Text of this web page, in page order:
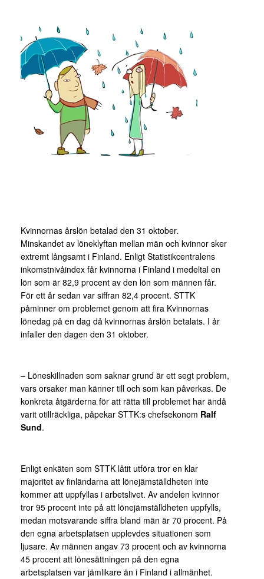
Kvinnornas årslön betalad den 31 oktober.
Minskandet av löneklyftan mellan män och kvinnor sker
extremt långsamt i Finland. Enligt Statistikcentralens
inkomstnivåindex får kvinnorna i Finland i medeltal en
lön som är 82,9 procent av den lön som männen får.
För ett år sedan var siffran 82,4 procent. STTK
påminner om problemet genom att fira Kvinnornas
lönedag på en dag då kvinnornas årslön betalats. I år
infaller den dagen den 31 oktober.
– Löneskillnaden som saknar grund är ett segt problem,
vars orsaker man känner till och som kan påverkas. De
konkreta åtgärderna för att rätta till problemet har ändå
varit otillräckliga, påpekar STTK:s chefsekonom Ralf
Sund.
Enligt enkäten som STTK låtit utföra tror en klar
majoritet av finländarna att lönejämställdheten inte
kommer att uppfyllas i arbetslivet. Av andelen kvinnor
tror 95 procent inte på att lönejämställdheten uppfylls,
medan motsvarande siffra bland män är 70 procent. På
den egna arbetsplatsen upplevdes situationen som
ljusare. Av männen angav 73 procent och av kvinnorna
45 procent att lönesättningen på den egna
arbetsplatsen var jämlikare än i Finland i allmänhet.